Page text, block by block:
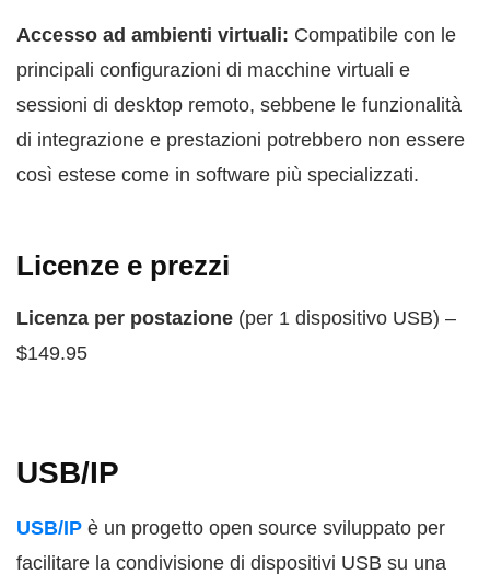
Accesso ad ambienti virtuali: Compatibile con le
principali configurazioni di macchine virtuali e
sessioni di desktop remoto, sebbene le funzionalità
di integrazione e prestazioni potrebbero non essere
così estese come in software più specializzati.
Licenze e prezzi
Licenza per postazione (per 1 dispositivo USB) –
$149.95
USB/IP
USB/IP è un progetto open source sviluppato per
facilitare la condivisione di dispositivi USB su una